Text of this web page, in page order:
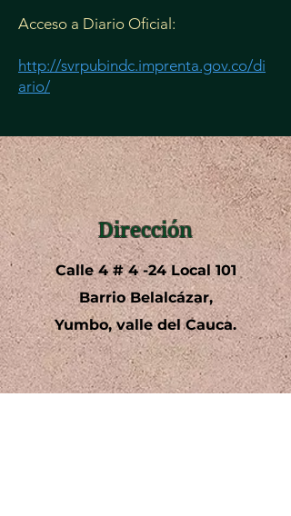
Acceso a Diario Oficial:
http://svrpubindc.imprenta.gov.co/di
ario/
Dirección
Calle 4 # 4 -24 Local 101
Barrio Belalcázar,
Yumbo, valle del Cauca.